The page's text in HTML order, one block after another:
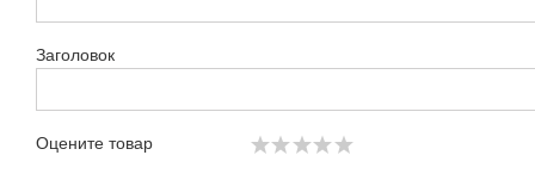
Заголовок
Оцените товар